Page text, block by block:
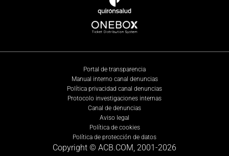
Portal de transparencia
Manual interno canal denuncias
Política privacidad canal denuncias
Protocolo investigaciones internas
Canal de denuncias
Aviso legal
Política de cookies
Política de protección de datos
Copyright © ACB.COM, 2001-2026